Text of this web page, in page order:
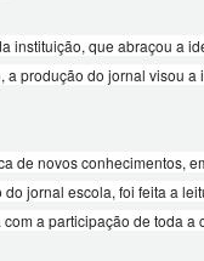
instituição, que abraçou a
a produção do jornal visou a
de novos conhecimentos,
jornal escola, foi feita a
a participação de toda a